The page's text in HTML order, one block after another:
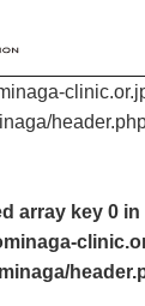
array key 0 in